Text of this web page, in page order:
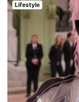
Lifestyle